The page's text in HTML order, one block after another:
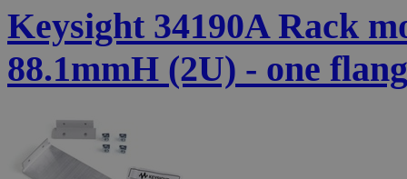
Keysight 34190A Rack
88.1mmH (2U) - one